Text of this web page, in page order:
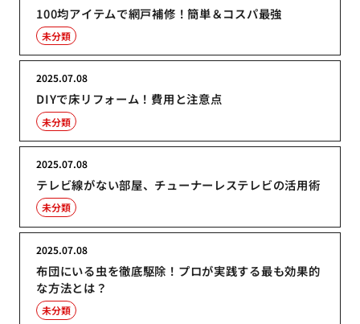
100均アイテムで網戸補修！簡単＆コスパ最強
未分類
DIYで床リフォーム！費用と注意点
2025.07.08
未分類
テレビ線がない部屋、チューナーレステレビの活用術
2025.07.08
未分類
布団にいる虫を徹底駆除！プロが実践する最も効果的
な方法とは？
2025.07.08
未分類